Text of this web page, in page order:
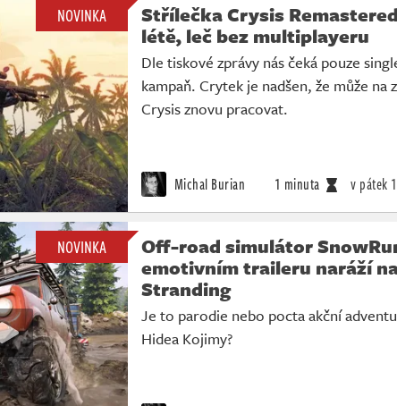
NOVINKA
Střílečka Crysis
létě, leč bez multiplayeru
Dle tiskové zprávy nás čeká pouze
kampaň. Crytek je nadšen, že může na
Crysis znovu pracovat.
Michal Burian 1 minuta v pátek
NOVINKA
Off-road simulátor
emotivním traileru naráží
Stranding
Je to parodie nebo pocta akční
Hidea Kojimy?